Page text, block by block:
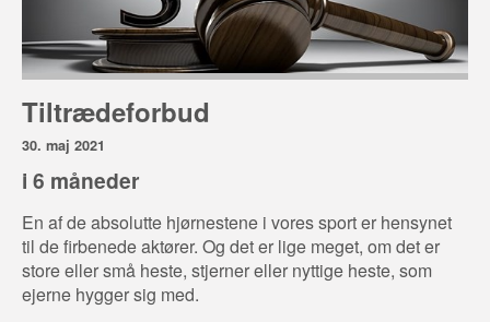
Tiltrædeforbud
30. maj 2021
i 6 måneder
En af de absolutte hjørnestene i vores sport er hensynet
til de firbenede aktører. Og det er lige meget, om det er
store eller små heste, stjerner eller nyttige heste, som
ejerne hygger sig med.